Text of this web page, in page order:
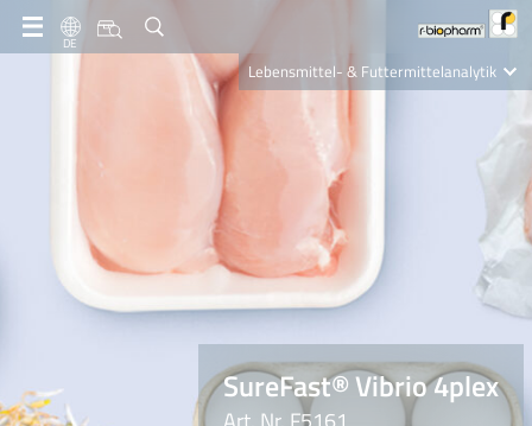
DE
Lebensmittel- & Futtermittelanalytik
Clinical Diagnostics
R-Biopharm AG
Nutrition Care
SureFast® Vibrio 4plex